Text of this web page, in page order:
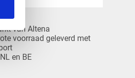
van Altena
voorraad geleverd met
en BE